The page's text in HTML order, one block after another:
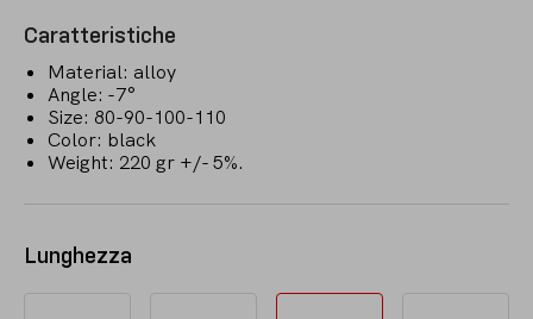
Caratteristiche
Material: alloy
Angle: -7°
Size: 80-90-100-110
Color: black
Weight: 220 gr +/- 5%.
Lunghezza